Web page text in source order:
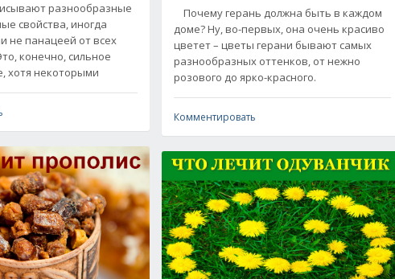
разнообразные
свойства, иногда
не панацеей от всех
конечно, сильное
хотя некоторыми
Почему герань должна быть в каждом
доме? Ну, во-первых, она очень красиво
цветет – цветы герани бывают самых
разнообразных оттенков, от нежно
розового до ярко-красного.
Комментировать